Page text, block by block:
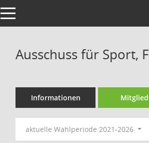
Toggle navigation
Ausschuss für Sport,
Informationen
aktuelle Wahlperiode 2021-2026